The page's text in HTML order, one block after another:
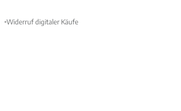
Widerruf digitaler Käufe